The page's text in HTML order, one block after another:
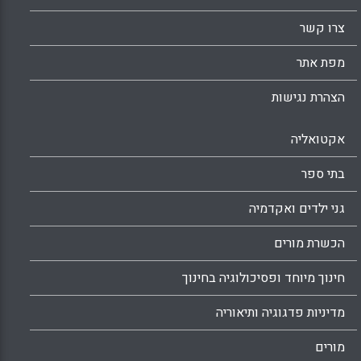
צריכה להגביל את העברת הידע הפאסיבית בזמן
השיעור ולקדם סביבות עבודה מבוססות חקירה,
שיתוף פעולה בין תלמידים וחשיבה ביקורתית.
הפיכת הכיתה היא רק פתרון פדגוגי מיני רבים
(יעל שרצר- גלזר) .
צרו קשר
מפת אתר
הצהרת נגישות
אקטואליה
בתי ספר
גני ילדים ואקדמיה
הכשרת מורים
חינוך מיוחד ופסיכולוגיה בחינוך
מדיניות פדגוגיה ותיאוריה
מורים